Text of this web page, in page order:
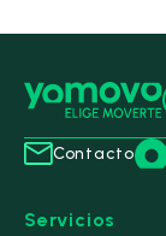
Contacto
Servicios